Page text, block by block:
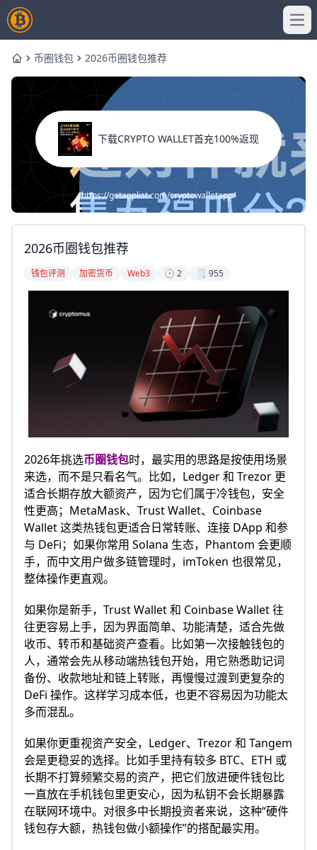
Home币圈钱包 2026币圈钱包推荐
下载CRYPTO WALLET首充100%返现
https://getapplist.com/cryptowalletapp/
2026币圈钱包推荐
钱包评测 加密货币 Web3 🕒 2 🗒️ 955
2026年挑选币圈钱包时，最实用的思路是按使用场景
来选，而不是只看名气。比如，Ledger 和 Trezor 更
适合长期存放大额资产，因为它们属于冷钱包，安全
性更高；MetaMask、Trust Wallet、Coinbase
Wallet 这类热钱包更适合日常转账、连接 DApp 和参
与 DeFi；如果你常用 Solana 生态，Phantom 会更顺
手，而中文用户做多链管理时，imToken 也很常见，
整体操作更直观。
如果你是新手，Trust Wallet 和 Coinbase Wallet 往
往更容易上手，因为界面简单、功能清楚，适合先做
收币、转币和基础资产查看。比如第一次接触钱包的
人，通常会先从移动端热钱包开始，用它熟悉助记词
备份、收款地址和链上转账，再慢慢过渡到更复杂的
DeFi 操作。这样学习成本低，也更不容易因为功能太
多而混乱。
如果你更重视资产安全，Ledger、Trezor 和 Tangem
会是更稳妥的选择。比如手里持有较多 BTC、ETH 或
长期不打算频繁交易的资产，把它们放进硬件钱包比
一直放在手机钱包里更安心，因为私钥不会长期暴露
在联网环境中。对很多中长期投资者来说，这种“硬件
钱包存大额，热钱包做小额操作”的搭配最实用。